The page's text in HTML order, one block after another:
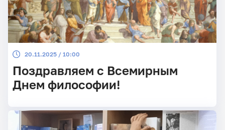
20.11.2025 / 10:00
Поздравляем с Всемирным
Днем философии!